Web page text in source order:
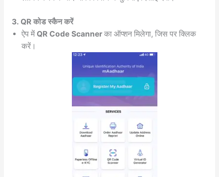
3. QR कोड स्कैन करें
ऐप में QR Code Scannerका ऑप्शन मिलेगा, जिस पर क्लिक
करें।